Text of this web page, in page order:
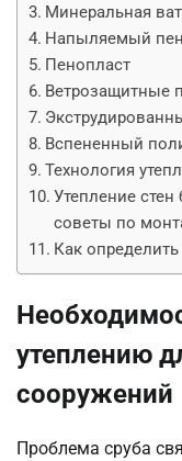
Минеральная
Напыляемый
Пенопласт
Ветрозащитные
Вспененный
Технология
Утепление
советы по
Как
утеплению
сооружений
Проблема сруба